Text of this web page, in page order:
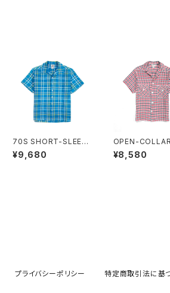
70S SHORT-SLEEV
E SHIRT
¥9,680
OPEN-
HIRT
¥8,580
プライバシーポリシー 特定商取引法に基